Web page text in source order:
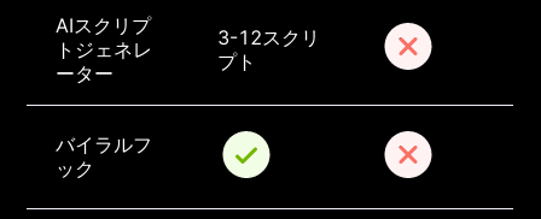
AIスクリプ
トジェネレ
ーター
3-12スクリ
プト
バイラルフ
ック